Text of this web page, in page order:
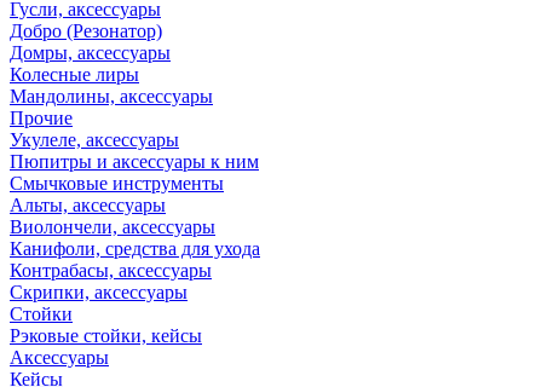
Гусли, аксессуары
Добро (Резонатор)
Домры, аксессуары
Колесные лиры
Мандолины, аксессуары
Прочие
Укулеле, аксессуары
Пюпитры и аксессуары к ним
Смычковые инструменты
Альты, аксессуары
Виолончели, аксессуары
Канифоли, средства для ухода
Контрабасы, аксессуары
Скрипки, аксессуары
Стойки
Рэковые стойки, кейсы
Аксессуары
Кейсы